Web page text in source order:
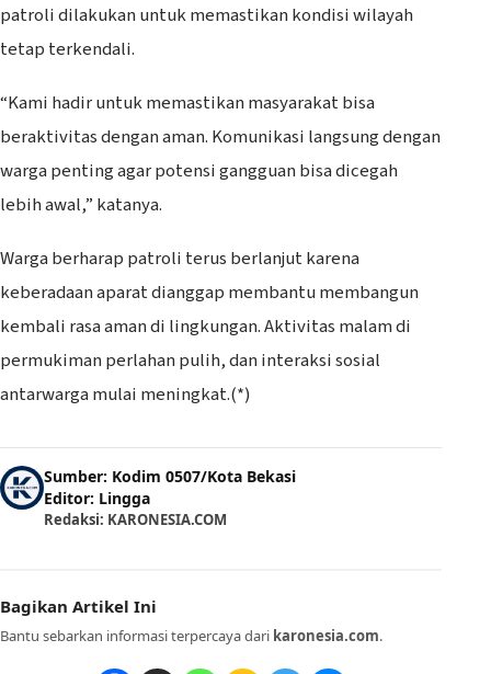
patroli dilakukan untuk memastikan kondisi wilayah
tetap terkendali.
“Kami hadir untuk memastikan masyarakat bisa
beraktivitas dengan aman. Komunikasi langsung dengan
warga penting agar potensi gangguan bisa dicegah
lebih awal,” katanya.
Warga berharap patroli terus berlanjut karena
keberadaan aparat dianggap membantu membangun
kembali rasa aman di lingkungan. Aktivitas malam di
permukiman perlahan pulih, dan interaksi sosial
antarwarga mulai meningkat.(*)
Sumber: Kodim 0507/Kota Bekasi
Editor: Lingga
Redaksi: KARONESIA.COM
Bagikan Artikel Ini
Bantu sebarkan informasi terpercaya dari karonesia.com.